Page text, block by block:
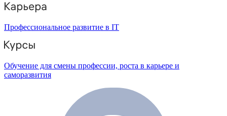
Профессиональное развитие в IT
Обучение для смены профессии, роста в карьере и
саморазвития